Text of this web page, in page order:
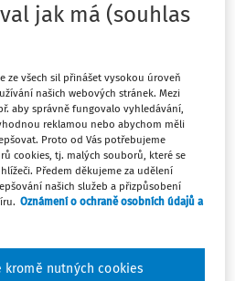
odmítán jako projekt
z dávno překonaných
programů, manipulativní a
Již v roce 2007 vydaly společné
zabývající se prevencí
adiktologie Psychiatrické
Univerzity Karlovy v Praze,
organizací, Institut pedagogicko-
ČR, Ministerstvo školství,
Národní monitorovací středisko
jiné uvádějí:
jak má (souhlas
ze všech sil přinášet vysokou úroveň
našich webových stránek. Mezi
aby správně fungovalo vyhledávání,
reklamou nebo abychom měli
Proto od Vás potřebujeme
cookies, tj. malých souborů, které se
Předem děkujeme za udělení
našich služeb a přizpůsobení
Oznámení o ochraně osobních údajů a
kromě nutných cookies